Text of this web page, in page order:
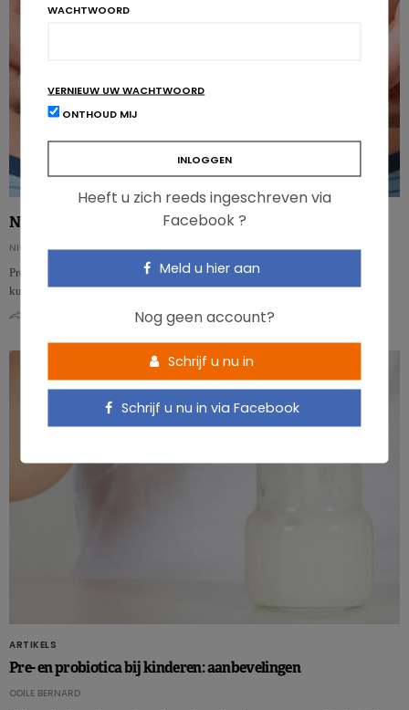
Nieuwe prebiotica: gunstig effect, minder gas
NICOLAS GUGGENBÜHL
Prebiotica fermenteren in de dikke darm, waardoor ze hinderlijke gassen
kunnen produceren. Onderzoekers hebben nu een nieuw type probioticum…
ARTIKELS
Pre- en probiotica bij kinderen: aanbevelingen
ODILE BERNARD
WACHTWOORD
VERNIEUW UW WACHTWOORD
ONTHOUD MIJ
Heeft u zich reeds ingeschreven via
Facebook ?
Meld u hier aan
Nog geen account?
Schrijf u nu in
Schrijf u nu in via Facebook